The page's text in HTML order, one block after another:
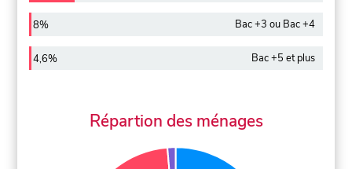
8% Bac +3 ou Bac +4
4,6% Bac +5 et plus
Répartion des ménages